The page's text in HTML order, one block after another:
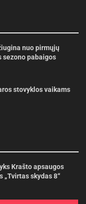
nuo pirmųjų
sezono pabaigos
stovyklos vaikams
Krašto apsaugos
„Tvirtas skydas 8“